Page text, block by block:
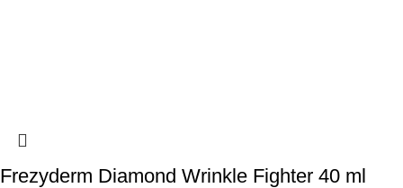
Frezyderm Diamond Wrinkle Fighter 40 ml